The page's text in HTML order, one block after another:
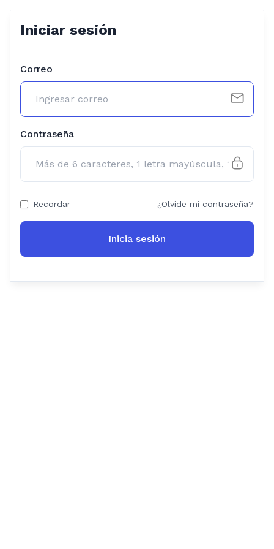
Iniciar sesión
Correo
Contraseña
Recordar ¿Olvide mi contraseña?